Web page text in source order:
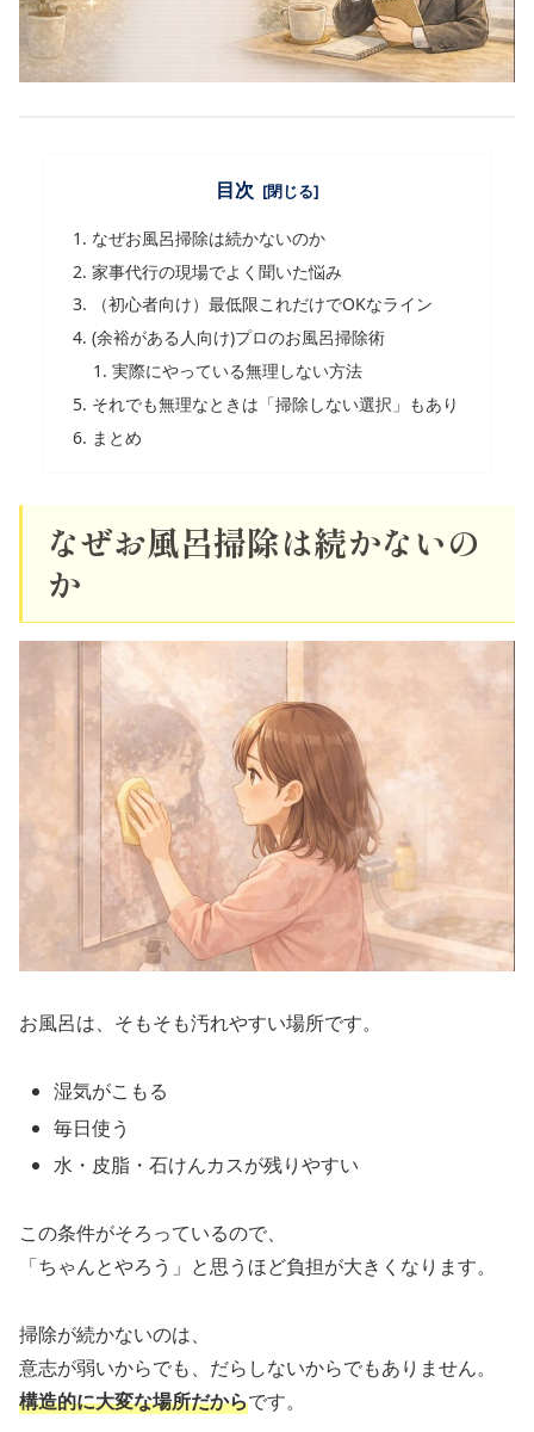
目次
なぜお風呂掃除は続かないのか
家事代行の現場でよく聞いた悩み
（初心者向け）最低限これだけでOKなライン
(余裕がある人向け)プロのお風呂掃除術
実際にやっている無理しない方法
それでも無理なときは「掃除しない選択」もあり
まとめ
なぜお風呂掃除は続かないの
か
お風呂は、そもそも汚れやすい場所です。
湿気がこもる
毎日使う
水・皮脂・石けんカスが残りやすい
この条件がそろっているので、
「ちゃんとやろう」と思うほど負担が大きくなります。
掃除が続かないのは、
意志が弱いからでも、だらしないからでもありません。
構造的に大変な場所だからです。